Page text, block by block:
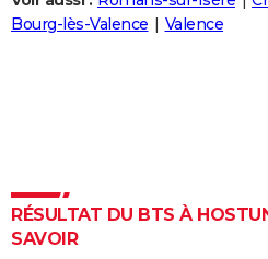
Destinations
City break
Voyage nature
Voyage de noces
Forum
Climat
+
PHOTO
Carte de Noël
Carte Bonne année
Carte Saint-Valentin
Carte Pâques
Carte d'anniversaire
DICTIONNAIRE
Dictionnaire
Biographies
Citations
Expressions
Proverbes
PROGRAMME TV
Bourg-lès-Valence
Valence
RÉSULTAT DU BTS À
SAVOIR